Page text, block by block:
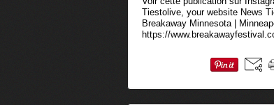
Tiestolive, your website News
Breakaway Minnesota |
https://